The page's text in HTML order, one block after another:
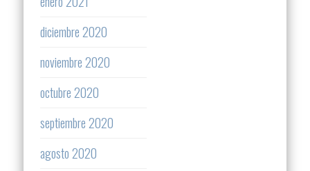
diciembre 2020
noviembre 2020
octubre 2020
septiembre 2020
agosto 2020